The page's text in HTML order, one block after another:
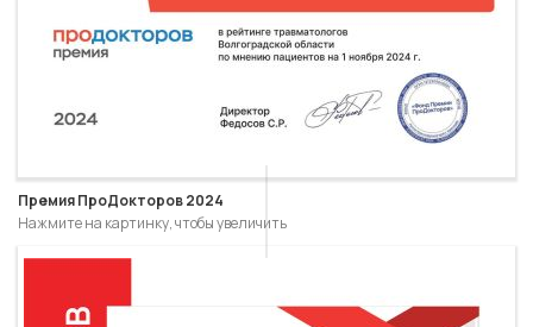
Премия ПроДокторов 2024
Нажмите на картинку, чтобы увеличить